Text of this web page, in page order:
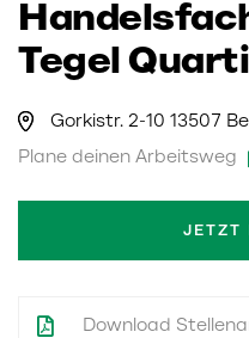
Tegel
Gorkistr. 2-10 13507
Plane deinen Arbeitsweg
JETZT
Download